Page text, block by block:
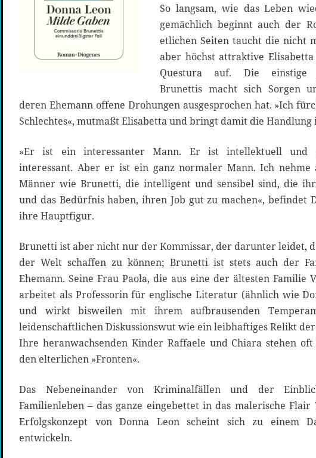
So langsam, wie das Leben
gemächlich beginnt auch der
etlichen Seiten taucht die nicht
aber höchst attraktive
Questura auf. Die einstige
Brunettis macht sich Sorgen
deren Ehemann offene Drohungen ausgesprochen hat. »Ich
Schlechtes«, mutmaßt Elisabetta und bringt damit die Handlung
»Er ist ein interessanter Mann. Er ist intellektuell und
interessant. Aber er ist ein ganz normaler Mann. Ich nehme
Männer wie Brunetti, die intelligent und sensibel sind, die
und das Bedürfnis haben, ihren Job gut zu machen«, befindet
ihre Hauptfigur.
Brunetti ist aber nicht nur der Kommissar, der darunter leidet,
der Welt schaffen zu können; Brunetti ist stets auch der
Ehemann. Seine Frau Paola, die aus eine der ältesten Familie
arbeitet als Professorin für englische Literatur (ähnlich wie
und wirkt bisweilen mit ihrem aufbrausenden
leidenschaftlichen Diskussionswut wie ein leibhaftiges Relikt
Ihre heranwachsenden Kinder Raffaele und Chiara stehen
den elterlichen »Fronten«.
Das Nebeneinander von Kriminalfällen und der
Familienleben – das ganze eingebettet in das malerische Flair
Erfolgskonzept von Donna Leon scheint sich zu einem
entwickeln.